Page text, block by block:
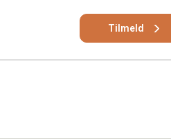
Tilmeld